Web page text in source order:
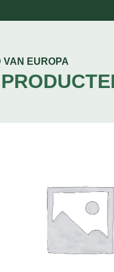
VAN EUROPA